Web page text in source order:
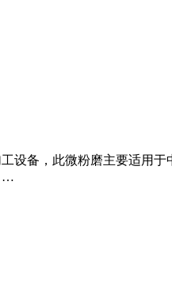
设备，此微粉磨主要适用
…